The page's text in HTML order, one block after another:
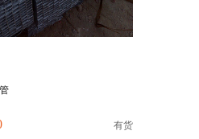
有货